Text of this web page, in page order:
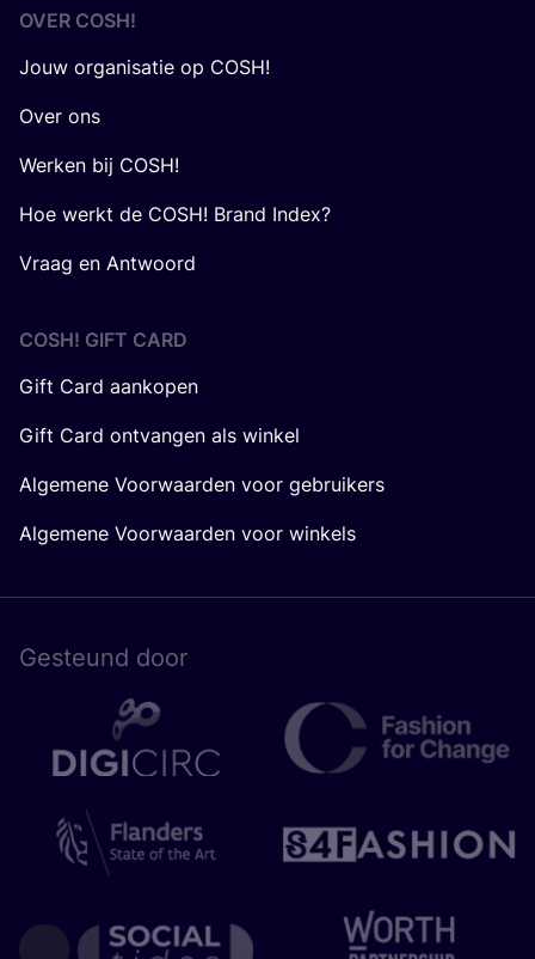
OVER COSH!
Jouw organisatie op COSH!
Over ons
Werken bij COSH!
Hoe werkt de COSH! Brand Index?
Vraag en Antwoord
COSH! GIFT CARD
Gift Card aankopen
Gift Card ontvangen als winkel
Algemene Voorwaarden voor gebruikers
Algemene Voorwaarden voor winkels
Gesteund door